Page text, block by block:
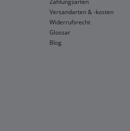
Zahlungsarten
Versandarten & -kosten
Widerrufsrecht
Glossar
Blog